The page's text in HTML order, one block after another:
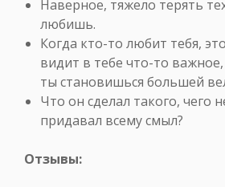
Наверное, тяжело терять
любишь.
Когда кто-то любит тебя,
видит в тебе что-то
ты становишься большей
Что он сделал такого, чего
придавал всему смыл?
Отзывы: